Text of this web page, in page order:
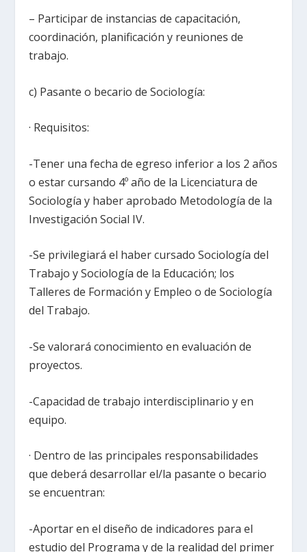
– Participar de instancias de capacitación,
coordinación, planificación y reuniones de
trabajo.
c) Pasante o becario de Sociología:
· Requisitos:
-Tener una fecha de egreso inferior a los 2 años
o estar cursando 4º año de la Licenciatura de
Sociología y haber aprobado Metodología de la
Investigación Social IV.
-Se privilegiará el haber cursado Sociología del
Trabajo y Sociología de la Educación; los
Talleres de Formación y Empleo o de Sociología
del Trabajo.
-Se valorará conocimiento en evaluación de
proyectos.
-Capacidad de trabajo interdisciplinario y en
equipo.
· Dentro de las principales responsabilidades
que deberá desarrollar el/la pasante o becario
se encuentran:
-Aportar en el diseño de indicadores para el
estudio del Programa y de la realidad del primer